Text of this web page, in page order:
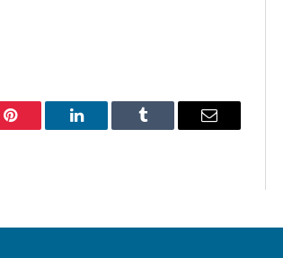
Pinterest LinkedIn Tumblr Email